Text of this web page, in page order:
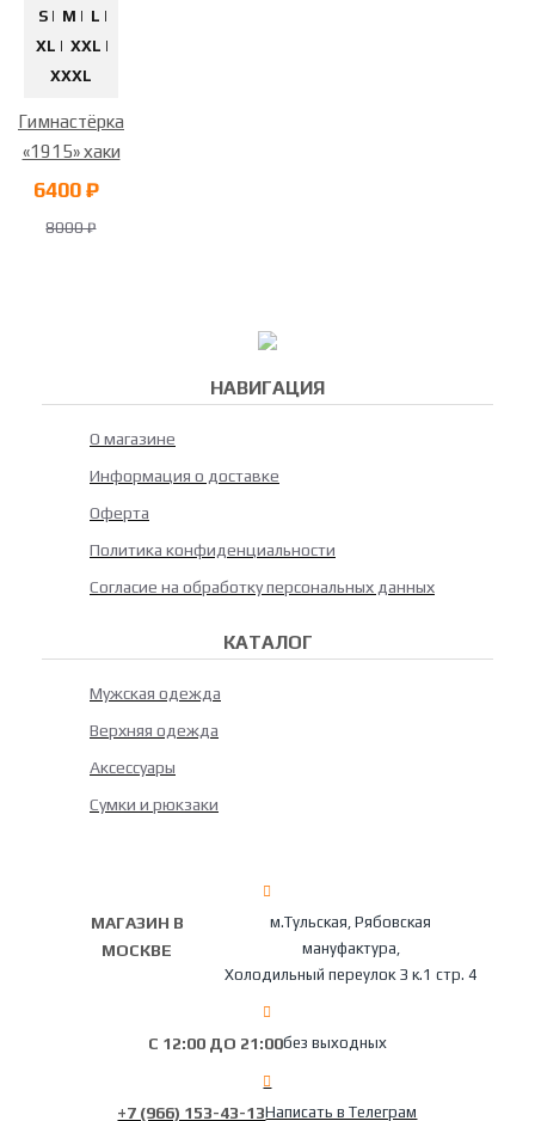
S | M | L |
XL | XXL |
XXXL
Гимнастёрка
«1915» хаки
6400 ₽
8000 ₽
НАВИГАЦИЯ
О магазине
Информация о доставке
Оферта
Политика конфиденциальности
Согласие на обработку персональных данных
КАТАЛОГ
Мужская одежда
Верхняя одежда
Аксессуары
Сумки и рюкзаки
МАГАЗИН В
МОСКВЕ
м.Тульская, Рябовская
мануфактура,
Холодильный переулок 3 к.1 стр. 4
С 12:00 ДО 21:00без выходных
+7 (966) 153-43-13Написать в Телеграм